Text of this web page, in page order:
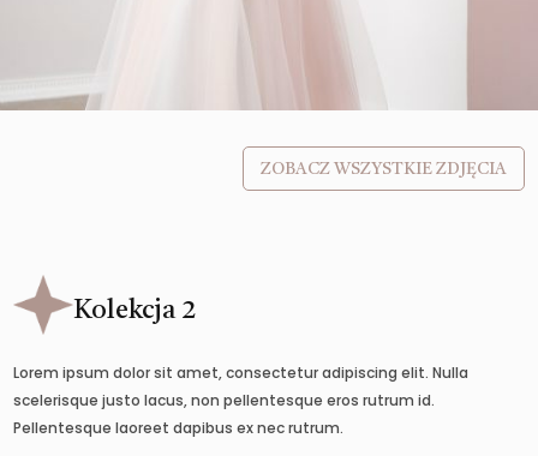
ZOBACZ WSZYSTKIE ZDJĘCIA
Kolekcja 2
Lorem ipsum dolor sit amet, consectetur adipiscing elit. Nulla
scelerisque justo lacus, non pellentesque eros rutrum id.
Pellentesque laoreet dapibus ex nec rutrum.